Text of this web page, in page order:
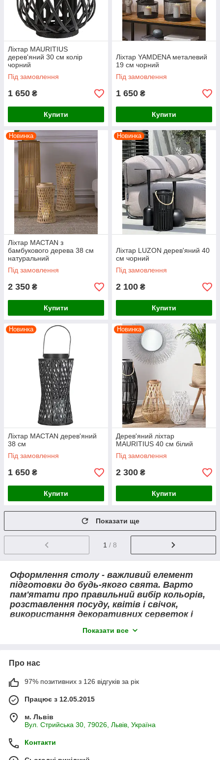
Ліхтар MAURITIUS
дерев'яний 30 см колір
чорний
Під замовлення
1 650 ₴
Купити
Ліхтар YAMDENA металевий
19 см чорний
Під замовлення
1 650 ₴
Купити
Новинка
Ліхтар MACTAN з
бамбукового дерева 38 см
натуральний
Під замовлення
2 350 ₴
Купити
Новинка
Ліхтар LUZON дерев'яний 40
см чорний
Під замовлення
2 100 ₴
Купити
Новинка
Ліхтар MACTAN дерев'яний
38 см
Під замовлення
1 650 ₴
Купити
Новинка
Дерев'яний ліхтар
MAURITIUS 40 см білий
Під замовлення
2 300 ₴
Купити
Показати ще
1 / 8
Оформлення столу - важливий елемент
підготовки до будь-якого свята. Варто
пам'ятати про правильний вибір кольорів,
розставлення посуду, квітів і свічок,
використання декоративних серветок і
дозволить вам створити неповторне та
захоплення. Пам'ятайте, що оформлення
але й функціональності. Важливо
переконатися, що всі елементи адаптовані
до потреб гостей і полегшують прийом
їжі.
Показати все
Про нас
97% позитивних з 126 відгуків за рік
Працює з 12.05.2015
м. Львів
Вул. Стрийська 30, 79026, Львів, Україна
Контакти